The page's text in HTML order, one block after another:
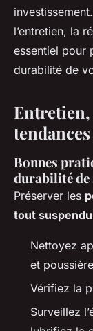
l’entretien, la
essentiel pour
durabilité de
Bonnes
durabilité de
Préserver les
tout suspendu
Nettoyez
et
Vérifiez la
Surveillez